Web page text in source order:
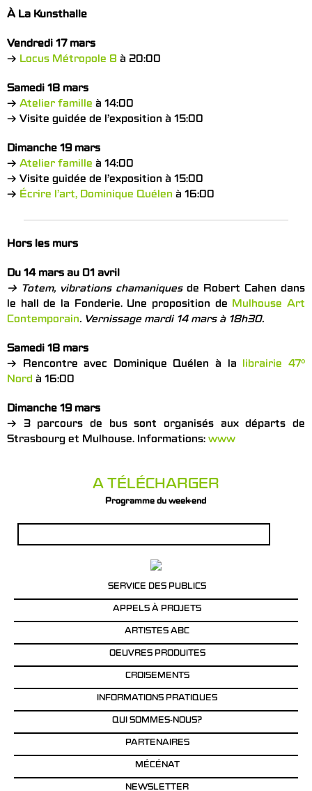
À La Kunsthalle
Vendredi 17 mars
→ Locus Métropole 8 à 20:00
Samedi 18 mars
→ Atelier famille à 14:00
→ Visite guidée de l’exposition à 15:00
Dimanche 19 mars
→ Atelier famille à 14:00
→ Visite guidée de l’exposition à 15:00
→ Écrire l’art, Dominique Quélen à 16:00
Hors les murs
Du 14 mars au 01 avril
→ Totem, vibrations chamaniquesde Robert Cahen dans
le hall de la Fonderie. Une proposition de Mulhouse Art
Contemporain. Vernissage mardi 14 mars à 18h30.
Samedi 18 mars
→ Rencontre avec Dominique Quélen à la librairie 47°
Nord à 16:00
Dimanche 19 mars
→ 3 parcours de bus sont organisés aux départs de
Strasbourg et Mulhouse. Informations: www
A TÉLÉCHARGER
Programme du week-end
SERVICE DES PUBLICS
APPELS À PROJETS
ARTISTES ABC
OEUVRES PRODUITES
CROISEMENTS
INFORMATIONS PRATIQUES
QUI SOMMES-NOUS?
PARTENAIRES
MÉCÉNAT
NEWSLETTER